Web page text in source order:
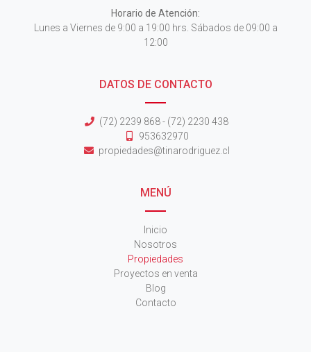
Horario de Atención:
Lunes a Viernes de 9:00 a 19:00 hrs. Sábados de 09:00 a
12:00
DATOS DE CONTACTO
(72) 2239 868 - (72) 2230 438
953632970
propiedades@tinarodriguez.cl
MENÚ
Inicio
Nosotros
Propiedades
Proyectos en venta
Blog
Contacto